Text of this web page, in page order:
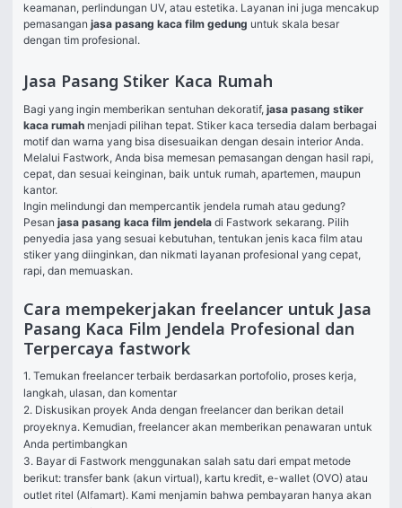
keamanan, perlindungan UV, atau estetika. Layanan ini juga mencakup
pemasangan jasa pasang kaca film gedung untuk skala besar
dengan tim profesional.
Jasa Pasang Stiker Kaca Rumah
Bagi yang ingin memberikan sentuhan dekoratif, jasa pasang stiker
kaca rumah menjadi pilihan tepat. Stiker kaca tersedia dalam berbagai
motif dan warna yang bisa disesuaikan dengan desain interior Anda.
Melalui Fastwork, Anda bisa memesan pemasangan dengan hasil rapi,
cepat, dan sesuai keinginan, baik untuk rumah, apartemen, maupun
kantor.
Ingin melindungi dan mempercantik jendela rumah atau gedung?
Pesan jasa pasang kaca film jendela di Fastwork sekarang. Pilih
penyedia jasa yang sesuai kebutuhan, tentukan jenis kaca film atau
stiker yang diinginkan, dan nikmati layanan profesional yang cepat,
rapi, dan memuaskan.
Cara mempekerjakan freelancer untuk Jasa
Pasang Kaca Film Jendela Profesional dan
Terpercaya fastwork
1. Temukan freelancer terbaik berdasarkan portofolio, proses kerja,
langkah, ulasan, dan komentar
2. Diskusikan proyek Anda dengan freelancer dan berikan detail
proyeknya. Kemudian, freelancer akan memberikan penawaran untuk
Anda pertimbangkan
3. Bayar di Fastwork menggunakan salah satu dari empat metode
berikut: transfer bank (akun virtual), kartu kredit, e-wallet (OVO) atau
outlet ritel (Alfamart). Kami menjamin bahwa pembayaran hanya akan